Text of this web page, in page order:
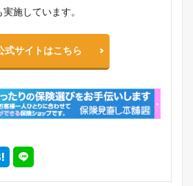
施しています。
式サイトはこちら